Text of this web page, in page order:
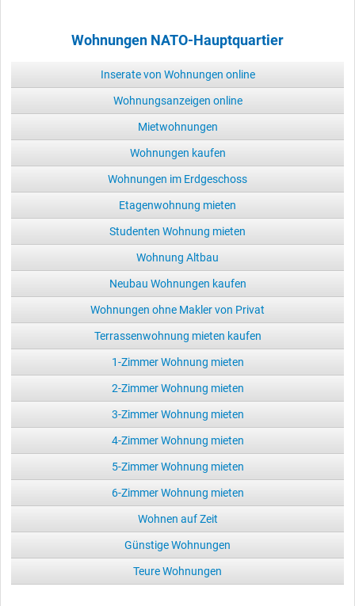
Wohnungen NATO-Hauptquartier
Inserate von Wohnungen online
Wohnungsanzeigen online
Mietwohnungen
Wohnungen kaufen
Wohnungen im Erdgeschoss
Etagenwohnung mieten
Studenten Wohnung mieten
Wohnung Altbau
Neubau Wohnungen kaufen
Wohnungen ohne Makler von Privat
Terrassenwohnung mieten kaufen
1-Zimmer Wohnung mieten
2-Zimmer Wohnung mieten
3-Zimmer Wohnung mieten
4-Zimmer Wohnung mieten
5-Zimmer Wohnung mieten
6-Zimmer Wohnung mieten
Wohnen auf Zeit
Günstige Wohnungen
Teure Wohnungen